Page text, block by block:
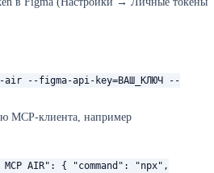
air --figma-api-key=ВАШ_КЛЮЧ --
MCP-клиента, например
AIR": { "command": "npx",